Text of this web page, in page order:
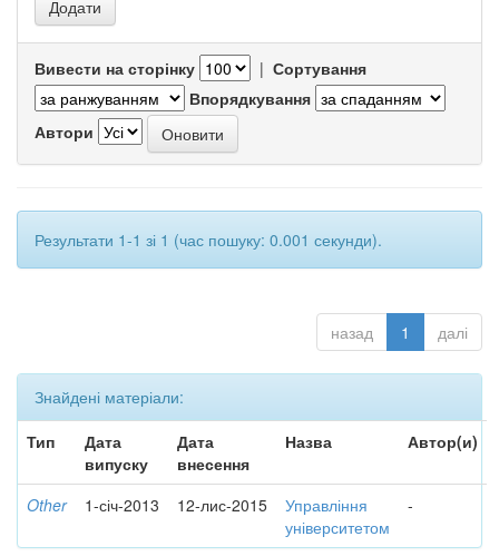
Вивести на сторінку | Сортування
Впорядкування
Автори
Результати 1-1 зі 1 (час пошуку: 0.001 секунди).
назад 1 далі
Знайдені матеріали:
Тип
Дата
випуску
Дата
внесення
Назва Автор(и)
Other 1-січ-2013 12-лис-2015
Управління
університетом
-